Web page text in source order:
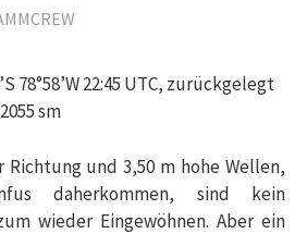
78°58’W 22:45 UTC, zurückgelegt
sm
Richtung und 3,50 m hohe Wellen,
daherkommen, sind kein
wieder Eingewöhnen. Aber ein